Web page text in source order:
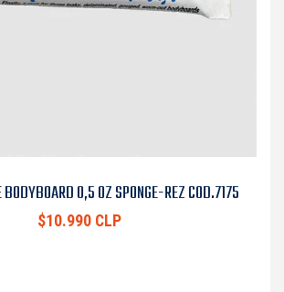
BODYBOARD 0,5 OZ SPONGE-REZ COD.7175
$10.990 CLP